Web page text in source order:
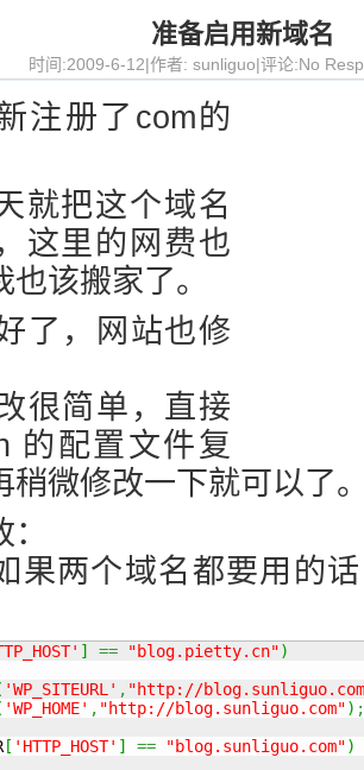
准备启用新域名
时间:2009-6-12|作者: sunliguo|评论:No
注册了com的
就把这个域名
这里的网费也
该搬家了。
了，网站也修
很简单，直接
的配置文件复
稍微修改一下就可以了
果两个域名都要用的
] == "blog.pietty.cn")
'WP_SITEURL' , "http://
'WP_HOME' , "http://blog.sunliguo.com") ;
[ 'HTTP_HOST' ] == "blog.sunliguo.com")